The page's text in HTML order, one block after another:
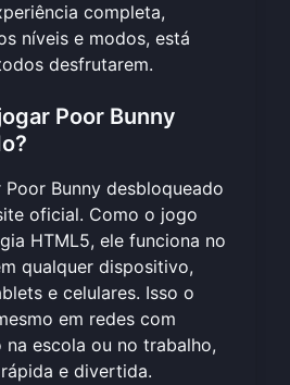
completa,
níveis e modos, está
desfrutarem.
Poor Bunny
Bunny desbloqueado
oficial. Como o jogo
HTML5, ele funciona no
qualquer dispositivo,
e celulares. Isso o
em redes com
escola ou no trabalho,
e divertida.